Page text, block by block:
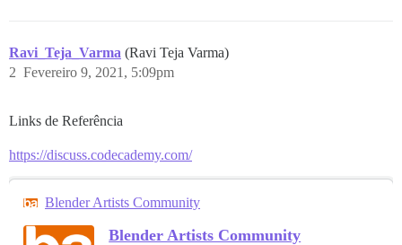
Ravi_Teja_Varma (Ravi Teja Varma)
Fevereiro 9, 2021, 5:09pm
2
Links de Referência
https://discuss.codecademy.com/
Blender Artists Community
Blender Artists Community